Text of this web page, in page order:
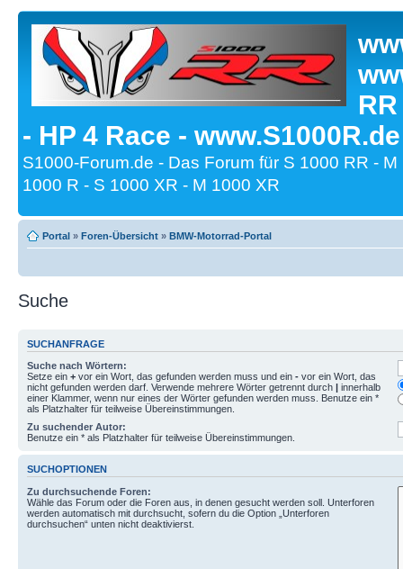
- HP 4 Race -
S1000-Forum.de - Das Forum für S 1000 RR -
1000 R - S 1000 XR - M 1000 XR
Portal » Foren-Übersicht » BMW-Motorrad-Portal
Suche
SUCHANFRAGE
Suche nach Wörtern:
Setze ein + vor ein Wort, das gefunden werden muss und ein - vor ein Wort, das
nicht gefunden werden darf. Verwende mehrere Wörter getrennt durch | innerhalb
einer Klammer, wenn nur eines der Wörter gefunden werden muss. Benutze ein *
als Platzhalter für teilweise Übereinstimmungen.
Zu suchender Autor:
Benutze ein * als Platzhalter für teilweise Übereinstimmungen.
SUCHOPTIONEN
Zu durchsuchende Foren:
Wähle das Forum oder die Foren aus, in denen gesucht werden soll. Unterforen
werden automatisch mit durchsucht, sofern du die Option „Unterforen
durchsuchen“ unten nicht deaktivierst.